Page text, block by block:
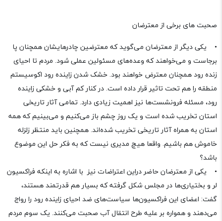
صحبت های برخی از معترضان
• یکی دیگر از معترضان می‌گوید که معترضین چادرهایشان همچنان پا
برجاست و می‌خواهند که وعده‌های مسئولین عملی شود. مردم تا احیای
زنده رود همچنان معترض خواهند بود. خشک شدن زاینده رود اکوسیستم
منطقه را هم تحت تاثیر قرار داده است. در کنار کم آبی و خشکی زاینده
رود، مسئله فرونشست‌ها نیز اهمیت زیادی دارد. تمامی آثار تاریخی
استان تخریب شده است و یک روز چشم باز می‌کنیم و می‌بینیم که همه
استان به همراه آثار تاریخی تخریب شده‌اند. همچنین باید منتظر زلزله
خاموش هم باشیم. واقعا هیچ مدیری نیست که به فکر حل این موضوع
باشد؟
• یکی از معترضان حاضر دراین اعتراضات نیز با اشاره به اینکه فراکسیون
لر و بختیاری‌ها در مجلس شکل گرفته که بسیار هم قدرتمند هستند،
گفت: اعضای این فراکسیون‌ها سیاست‌های ضد احیای زاینده رود را رواج
می‌دهند و همواره بر علیه طرح انتقال آب صحبت می‌کنند. یک سوم مردم